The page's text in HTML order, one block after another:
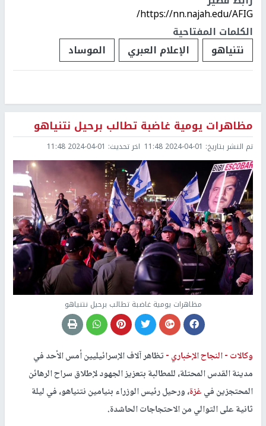
https://nn.najah.edu/AFIG/
الكلمات المفتاحية
نتنياهو
الإعلام العبري الموساد
مظاهرات يومية غاضبة تطالب برحيل نتنياهو
تم النشر بتاريخ: 2024-04-01 11:48 اخر تحديث: 2024-04-01 11:48
مظاهرات يومية غاضبة تطالب برحيل نتنياهو
وكالات -النجاح الإخباري -تظاهر آلاف الإسرائيليين أمس الأحد في
مدينة القدس المحتلة، للمطالبة بتعزيز الجهود لإطلاق سراح الرهائن
المحتجزين فيغزة، ورحيل رئيس الوزراء بنيامين نتنياهو، في ليلة
ثانية على التوالي من الاحتجاجات الحاشدة.